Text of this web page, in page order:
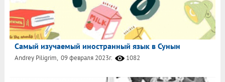
Самый изучаемый иностранный язык в Сунын
Andrey Piligrim, 09 февраля 2023г. 1082